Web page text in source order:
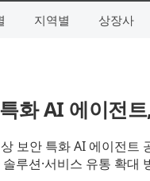
지역별 상장사
화 AI 에이전
보안 특화 AI 에이전트
루션·서비스 유통 확대